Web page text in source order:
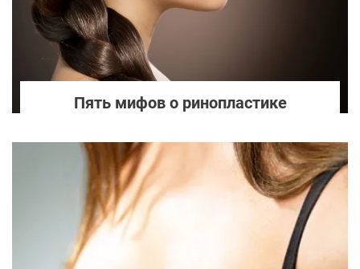
Пять мифов о ринопластике